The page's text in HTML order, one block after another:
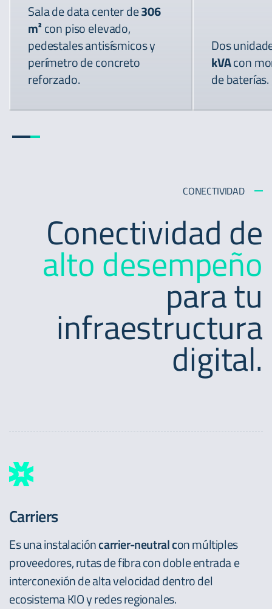
Sala de data center de306
m²con piso elevado,
pedestales antisísmicos y
perímetro de concreto
reforzado.
Dos
kVAcon
de baterías.
CONECTIVIDAD
Conectividad de
alto desempeño
para tu
infraestructura
digital.
Carriers
Es una instalacióncarrier-neutral con múltiples
proveedores, rutas de fibra con doble entrada e
interconexión de alta velocidad dentro del
ecosistema KIO y redes regionales.